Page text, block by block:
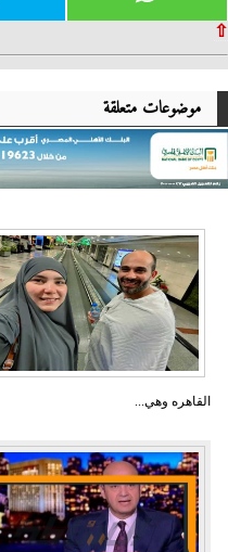
⇧
موضوعات متعلقة
القاهره وهي...